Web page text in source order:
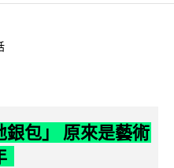
包」 原來是藝術